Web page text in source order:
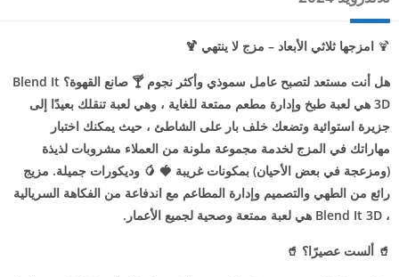
🍹 امزجها ثلاثي الأبعاد – مزج لا ينتهي 🍹
هل أنت مستعد لتصبح عامل سموذي وأكثر نجوم 🍸 صانع القهوة؟ Blend It
3D هي لعبة طبخ وإدارة مطعم ممتعة للغاية ، وهي لعبة تنقلك بعيدًا إلى
جزيرة استوائية وتضعك خلف بار على الشاطئ ، حيث يمكنك اختبار
مهاراتك في المزج لخدمة مجموعة ملونة من العملاء مشروبات لذيذة
(ومزعجة في بعض الأحيان) بمكونات غريبة 🍓 🥭 وديكورات جميلة. مزيج
رائع من الطهي والتصميم وإدارة المطاعم مع اندفاعة من الفكاهة السريالية
، Blend It 3D هي لعبة ممتعة وصحية لجميع الأعمار.
🥤 ألست عصيرًا؟ 🥤